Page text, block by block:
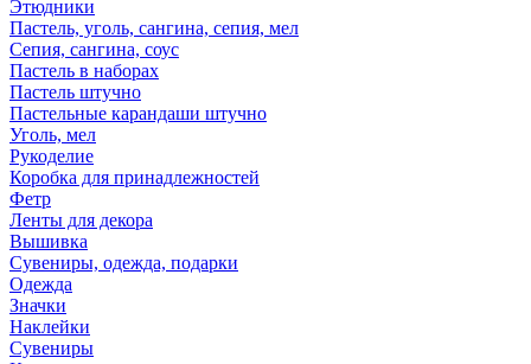
Этюдники
Пастель, уголь, сангина, сепия, мел
Сепия, сангина, соус
Пастель в наборах
Пастель штучно
Пастельные карандаши штучно
Уголь, мел
Рукоделие
Коробка для принадлежностей
Фетр
Ленты для декора
Вышивка
Сувениры, одежда, подарки
Одежда
Значки
Наклейки
Сувениры